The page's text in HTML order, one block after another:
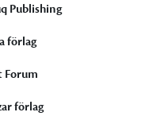
Publishing
förlag
Forum
förlag